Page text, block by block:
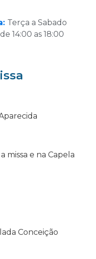
Terça a Sabado
14:00 as 18:00
missa e na Capela
Conceição